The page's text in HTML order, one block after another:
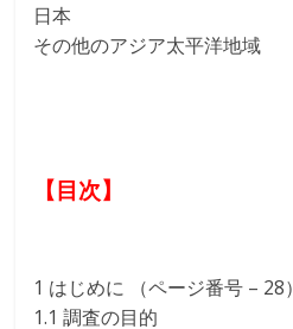
日本
その他のアジア太平洋地域
【目次】
1 はじめに （ページ番号 – 28）
1.1 調査の目的